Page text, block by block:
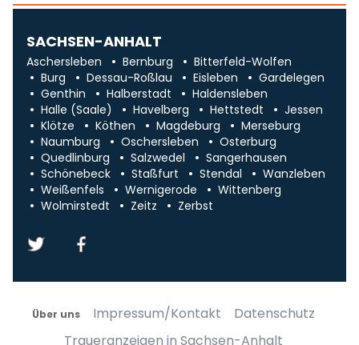
SACHSEN-ANHALT
Aschersleben Bernburg
Bitterfeld-Wolfen
Burg
Dessau-Roßlau Eisleben
Gardelegen
Genthin
Halberstadt
Haldensleben
Halle (Saale)
Havelberg Hettstedt
Jessen
Klötze
Köthen Magdeburg
Merseburg
Naumburg
Oschersleben
Osterburg
Quedlinburg
Salzwedel
Sangerhausen
Schönebeck
Staßfurt Stendal
Wanzleben
Weißenfels
Wernigerode
Wittenberg
Wolmirstedt
Zeitz Zerbst
Über uns Impressum/Kontakt
Datenschutz
Traueranzeigen in Sachsen-Anhalt